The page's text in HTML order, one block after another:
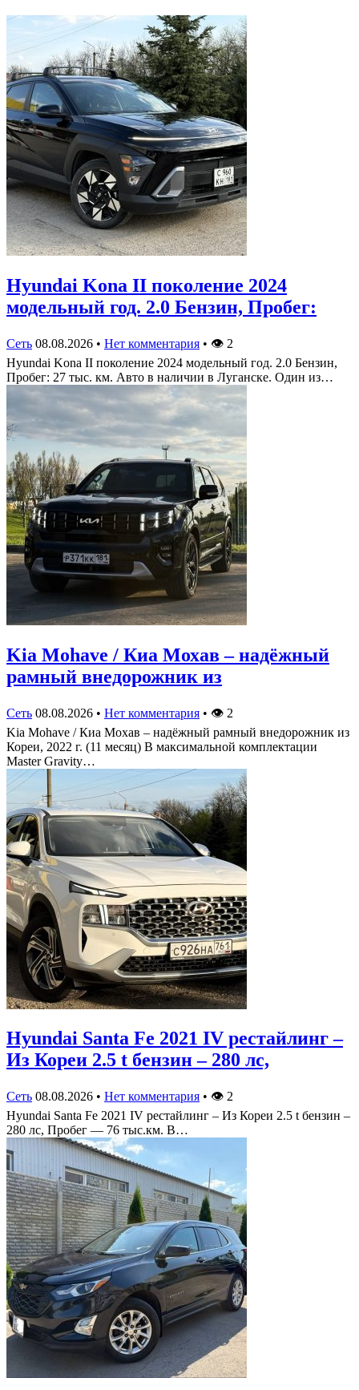
Hyundai Kona II поколение 2024
модельный год. 2.0 Бензин, Пробег:
Сеть 08.08.2026 • Нет комментария • 👁 2
Hyundai Kona II поколение 2024 модельный год. 2.0 Бензин,
Пробег: 27 тыс. км. Авто в наличии в Луганске. Один из…
Kia Mohave / Киа Мохав – надёжный
рамный внедорожник из
Сеть 08.08.2026 • Нет комментария • 👁 2
Kia Mohave / Киа Мохав – надёжный рамный внедорожник из
Кореи, 2022 г. (11 месяц) В максимальной комплектации
Master Gravity…
Hyundai Santa Fe 2021 IV рестайлинг –
Из Кореи 2.5 t бензин – 280 лс,
Сеть 08.08.2026 • Нет комментария • 👁 2
Hyundai Santa Fe 2021 IV рестайлинг – Из Кореи 2.5 t бензин –
280 лс, Пробег — 76 тыс.км. В…